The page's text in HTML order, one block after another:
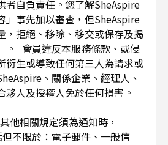
者自負責任。您了解SheAspire
」事先加以審查，但SheAspire
，拒絕、移除、移交或保存及揭
。 會員違反本服務條款、或侵
衍生或導致任何第三人為請求或
、關係企業、經理人、
夥人及授權人免於任何損害。
他相關規定須為通知時，
不限於：電子郵件、一般信